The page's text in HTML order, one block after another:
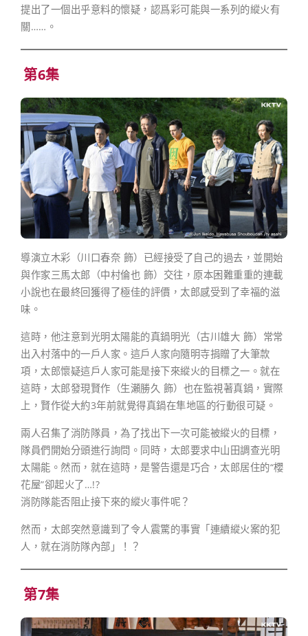
提出了一個出乎意料的懷疑，認爲彩可能與一系列的縱火有
關……。
第6集
導演立木彩（川口春奈 飾）已經接受了自己的過去，並開始
與作家三馬太郎（中村倫也 飾）交往，原本困難重重的連載
小說也在最終回獲得了極佳的評價，太郎感受到了幸福的滋
味。
這時，他注意到光明太陽能的真鍋明光（古川雄大 飾）常常
出入村落中的一戶人家。這戶人家向隨明寺捐贈了大筆款
項，太郎懷疑這戶人家可能是接下來縱火的目標之一。就在
這時，太郎發現賢作（生瀬勝久 飾）也在監視著真鍋，實際
上，賢作從大約3年前就覺得真鍋在隼地區的行動很可疑。
兩人召集了消防隊員，為了找出下一次可能被縱火的目標，
隊員們開始分頭進行詢問。同時，太郎要求中山田調查光明
太陽能。然而，就在這時，是警告還是巧合，太郎居住的“櫻
花屋”卻起火了…!?
消防隊能否阻止接下來的縱火事件呢？
然而，太郎突然意識到了令人震驚的事實「連續縱火案的犯
人，就在消防隊內部」！？
第7集